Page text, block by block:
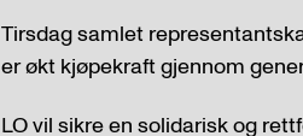
Tirsdag samlet
er økt kjøpekraft gjennom
LO vil sikre en solidarisk og